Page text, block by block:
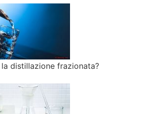
distillazione frazionata?